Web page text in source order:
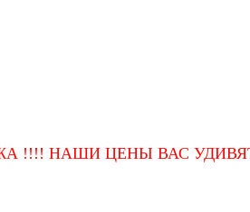
НАШИ ЦЕНЫ ВАС УДИВЯТ!